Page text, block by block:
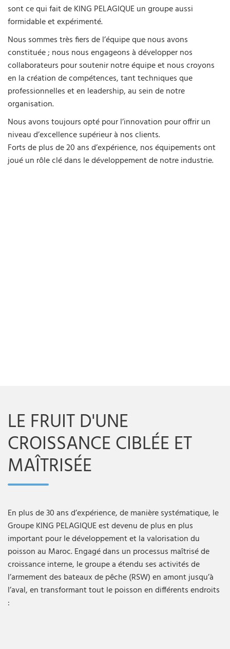
sont ce qui fait de KING PELAGIQUE un groupe aussi
formidable et expérimenté.
Nous sommes très fiers de l’équipe que nous avons
constituée ; nous nous engageons à développer nos
collaborateurs pour soutenir notre équipe et nous croyons
en la création de compétences, tant techniques que
professionnelles et en leadership, au sein de notre
organisation.
Nous avons toujours opté pour l’innovation pour offrir un
niveau d’excellence supérieur à nos clients.
Forts de plus de 20 ans d’expérience, nos équipements ont
joué un rôle clé dans le développement de notre industrie.
LE FRUIT D'UNE
CROISSANCE CIBLÉE ET
MAÎTRISÉE
En plus de 30 ans d’expérience, de manière systématique, le
Groupe KING PELAGIQUE est devenu de plus en plus
important pour le développement et la valorisation du
poisson au Maroc. Engagé dans un processus maîtrisé de
croissance interne, le groupe a étendu ses activités de
l’armement des bateaux de pêche (RSW) en amont jusqu’à
l’aval, en transformant tout le poisson en différents endroits
: